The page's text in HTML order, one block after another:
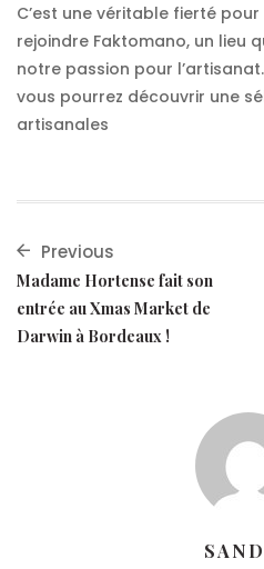
C’est une véritable fierté pour
rejoindre Faktomano, un lieu
notre passion pour
vous pourrez découvrir une
artisanales
Previous
Madame Hortense fait son
entrée au Xmas Market de
Darwin à Bordeaux !